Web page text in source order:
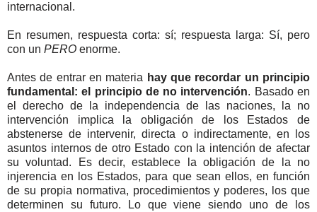
internacional.
En resumen, respuesta corta: sí; respuesta larga: Sí, pero
con un PERO enorme.
Antes de entrar en materia hay que recordar un principio
fundamental: el principio de no intervención. Basado en
el derecho de la independencia de las naciones, la no
intervención implica la obligación de los Estados de
abstenerse de intervenir, directa o indirectamente, en los
asuntos internos de otro Estado con la intención de afectar
su voluntad. Es decir, establece la obligación de la no
injerencia en los Estados, para que sean ellos, en función
de su propia normativa, procedimientos y poderes, los que
determinen su futuro. Lo que viene siendo uno de los